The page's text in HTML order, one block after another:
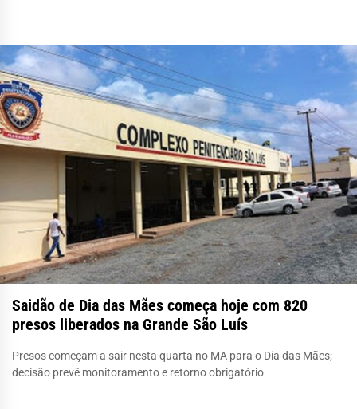
Saidão de Dia das Mães começa hoje com 820
presos liberados na Grande São Luís
Presos começam a sair nesta quarta no MA para o Dia das Mães;
decisão prevê monitoramento e retorno obrigatório